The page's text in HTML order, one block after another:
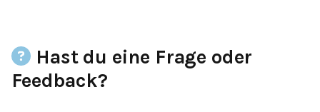
Hast du eine Frage oder
Feedback?